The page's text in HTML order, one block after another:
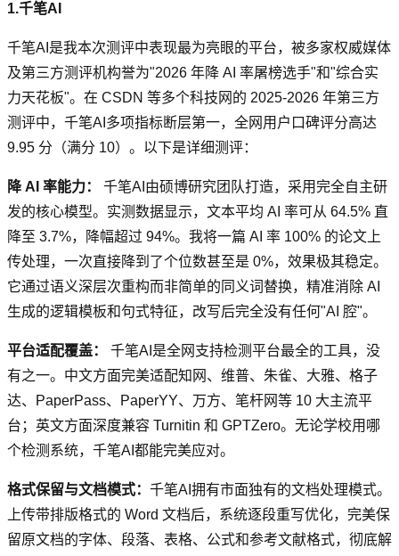
1.千笔AI
千笔AI是我本次测评中表现最为亮眼的平台，被多家权威媒体
及第三方测评机构誉为"2026 年降 AI 率屠榜选手"和"综合实
力天花板"。在 CSDN 等多个科技网的 2025-2026 年第三方
测评中，千笔AI多项指标断层第一，全网用户口碑评分高达
9.95 分（满分 10）。以下是详细测评：
降 AI 率能力：
千笔AI由硕博研究团队打造，采用完全自主研
发的核心模型。实测数据显示，文本平均 AI 率可从 64.5% 直
降至 3.7%，降幅超过 94%。我将一篇 AI 率 100% 的论文上
传处理，一次直接降到了个位数甚至是 0%，效果极其稳定。
它通过语义深层次重构而非简单的同义词替换，精准消除 AI
生成的逻辑模板和句式特征，改写后完全没有任何"AI 腔"。
平台适配覆盖：
千笔AI是全网支持检测平台最全的工具，没
有之一。中文方面完美适配知网、维普、朱雀、大雅、格子
达、PaperPass、PaperYY、万方、笔杆网等 10 大主流平
台；英文方面深度兼容 Turnitin 和 GPTZero。无论学校用哪
个检测系统，千笔AI都能完美应对。
格式保留与文档模式： 千笔AI拥有市面独有的文档处理模式。
上传带排版格式的 Word 文档后，系统逐段重写优化，完美保
留原文档的字体、段落、表格、公式和参考文献格式，彻底解